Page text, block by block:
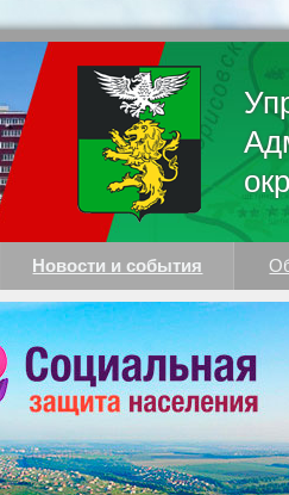
Новости и события